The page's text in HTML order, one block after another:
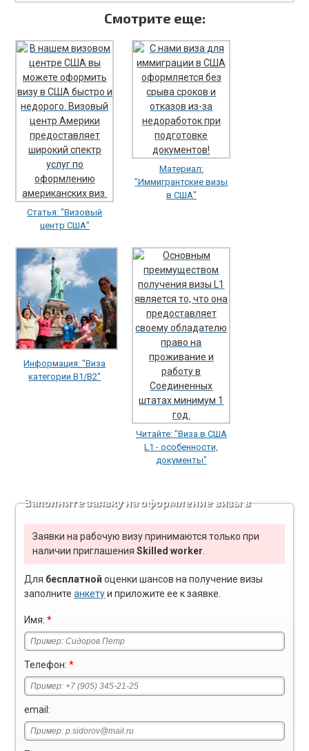
Смотрите еще:
Статья: "Визовый
центр США"
Материал:
"Иммигрантские визы
в США"
Информация: "Виза
категории B1/B2"
Читайте: "Виза в США
L1 - особенности,
документы"
Заполните заявку на оформление визы в
США
Заявки на рабочую визу принимаются только при
наличии приглашенияSkilled worker
Для бесплатной оценки шансов на получение визы
заполнитеанкетуи приложите ее к заявке.
Имя:*
Телефон:*
email: